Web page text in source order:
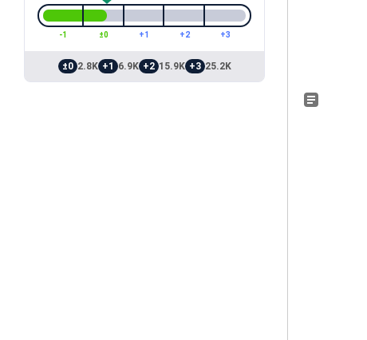
-1 ±0 +1 +2 +3
±0 2.8K +1 6.9K +2 15.9K +3 25.2K